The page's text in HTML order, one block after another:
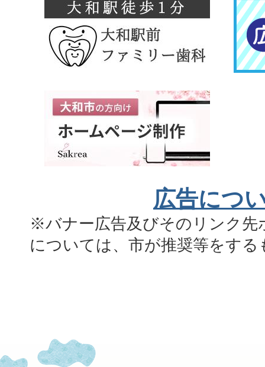
広告につ
※バナー広告及びそのリンク先
については、市が推奨等をす